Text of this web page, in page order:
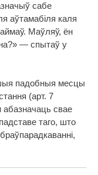
сабе
аўтамабіля каля
Маўляў, ён
— спытаў у
падобныя месцы
(арт. 7
абазначаць свае
таго, што